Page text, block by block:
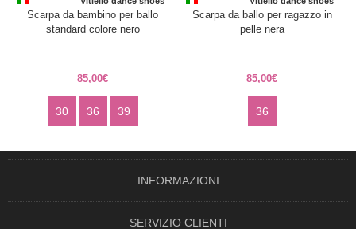
Scarpa da bambino per ballo
standard colore nero
85,00€
30 36 39
Scarpa da ballo per ragazzo in
pelle nera
85,00€
36
INFORMAZIONI
SERVIZIO CLIENTI